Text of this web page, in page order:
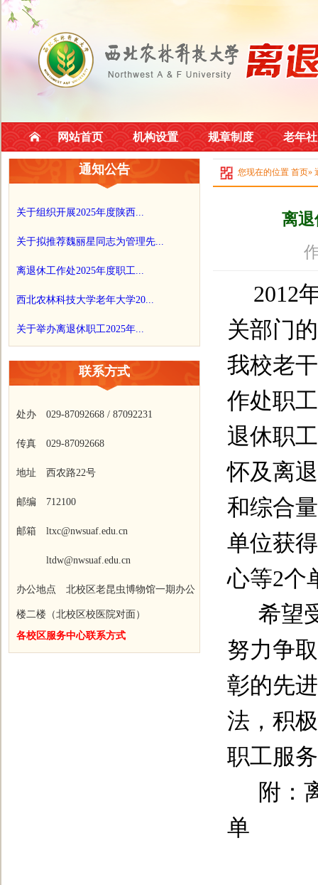
网站首页 机构设置 规章制度 老年
通知公告
关于组织开展2025年度陕西...
关于拟推荐魏丽星同志为管理先...
离退休工作处2025年度职工...
西北农林科技大学老年大学20...
关于举办离退休职工2025年...
联系方式
处办 029-87092668 / 87092231
传真 029-87092668
地址 西农路22号
邮编 712100
邮箱 ltxc@nwsuaf.edu.cn
ltdw@nwsuaf.edu.cn
办公地点 北校区老昆虫博物馆一期办公
楼二楼（北校区校医院对面）
各校区服务中心联系方式
您现在的位置 首页»
离退
2012
关部门
我校老
作处职
退休职
怀及离
和综合
单位获
心等2个
希望
努力争
彰的先
法，积
职工服
附：
单